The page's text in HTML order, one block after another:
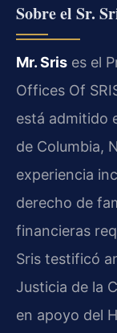
Sobre el Sr.
Mr. Sris es el
Offices Of
está admitido
de Columbia,
experiencia
derecho de
financieras
Sris testificó
Justicia de la
en apoyo del